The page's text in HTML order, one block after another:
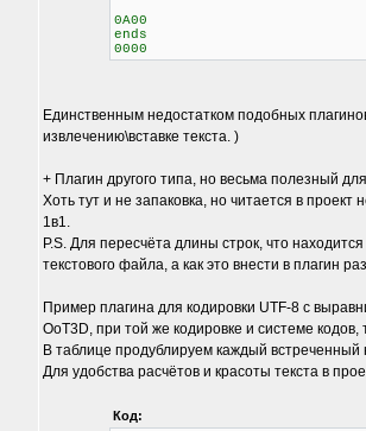
0A00
ends
0000
Единственным недостатком подобных
извлечению\вставке текста. )
+ Плагин другого типа, но весьма полезный
Хоть тут и не запаковка, но читается в проект
1в1.
P.S. Для пересчёта длины строк, что
текстового файла, а как это внести в плагин
Пример плагина для кодировки UTF-8 с
OoT3D, при той же кодировке и системе
В таблице продублируем каждый
Для удобства расчётов и красоты текста в
Код: